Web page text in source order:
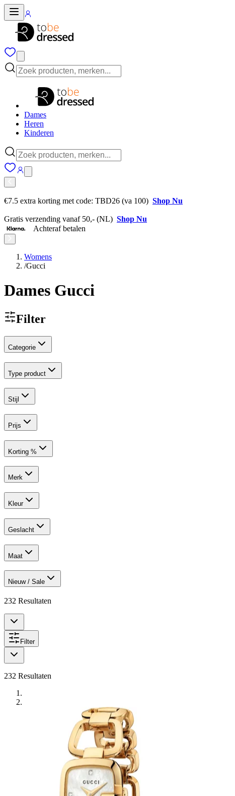
Dames
Heren
Kinderen
€7.5 extra korting met code: TBD26 (va 100) Shop Nu
Gratis verzending vanaf 50,- (NL) Shop Nu
Achteraf betalen
Womens
/Gucci
Dames Gucci
Filter
Categorie
Type product
Stijl
Prijs
Korting %
Merk
Kleur
Geslacht
Maat
Nieuw / Sale
232 Resultaten
Filter
232 Resultaten